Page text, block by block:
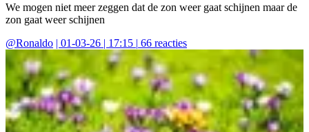
We mogen niet meer zeggen dat de zon weer gaat schijnen maar de
zon gaat weer schijnen
@Ronaldo | 01-03-26 | 17:15 | 66 reacties